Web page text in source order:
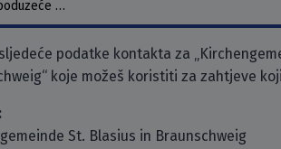
podatke kontakta za
koje možeš koristiti za zahtjeve
St. Blasius in Braunschweig